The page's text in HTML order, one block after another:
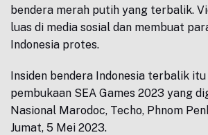
bendera merah putih yang terbalik.
luas di media sosial dan membuat
Indonesia protes.
Insiden bendera Indonesia terbalik
pembukaan SEA Games 2023 yang
Nasional Marodoc, Techo, Phnom
Jumat, 5 Mei 2023.